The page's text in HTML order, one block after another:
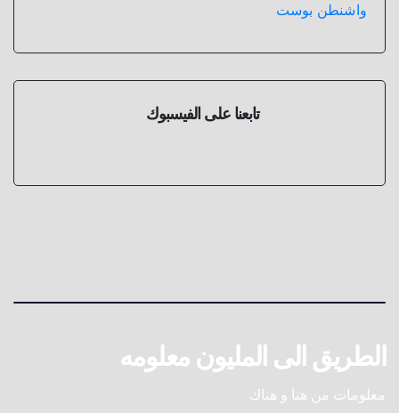
واشنطن بوست
تابعنا على الفيسبوك
الطريق الى المليون معلومه
معلومات من هنا و هناك